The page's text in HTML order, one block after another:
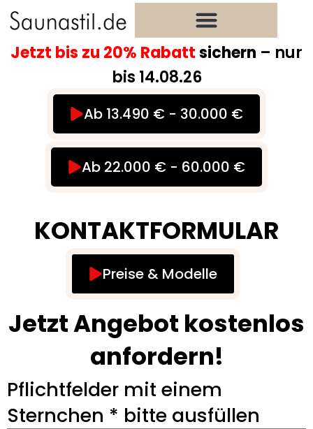
Zum
Inhalt
springen
Jetzt bis zu 20% Rabattsichern – nur
bis 14.08.26
Ab 13.490 € - 30.000 €
Ab 22.000 € - 60.000 €
KONTAKTFORMULAR
Preise & Modelle
Jetzt Angebot kostenlos
anfordern!
Pflichtfelder mit einem
Sternchen * bitte ausfüllen